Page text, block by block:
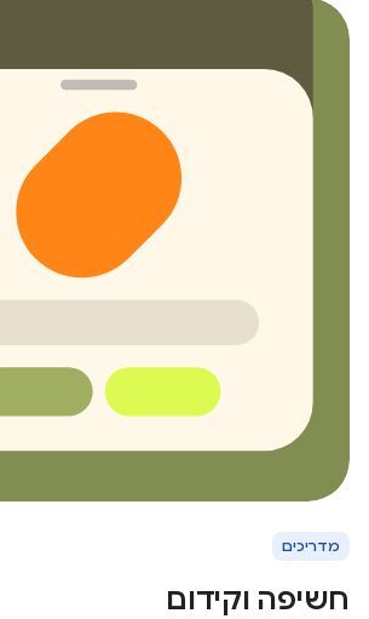
מדריכים
חשיפה וקידום